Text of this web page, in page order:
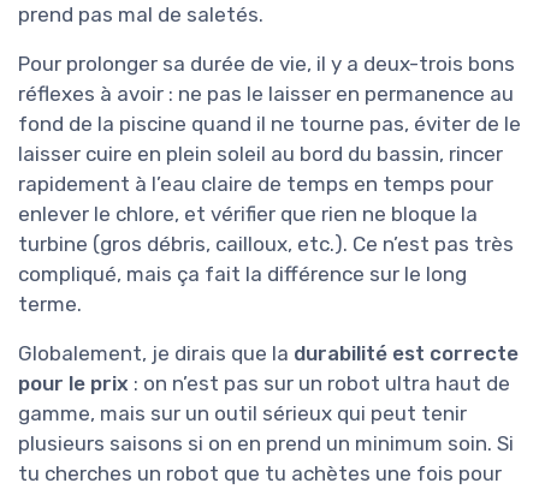
prend pas mal de saletés.
Pour prolonger sa durée de vie, il y a deux-trois bons
réflexes à avoir : ne pas le laisser en permanence au
fond de la piscine quand il ne tourne pas, éviter de le
laisser cuire en plein soleil au bord du bassin, rincer
rapidement à l’eau claire de temps en temps pour
enlever le chlore, et vérifier que rien ne bloque la
turbine (gros débris, cailloux, etc.). Ce n’est pas très
compliqué, mais ça fait la différence sur le long
terme.
Globalement, je dirais que la durabilité est correcte
pour le prix : on n’est pas sur un robot ultra haut de
gamme, mais sur un outil sérieux qui peut tenir
plusieurs saisons si on en prend un minimum soin. Si
tu cherches un robot que tu achètes une fois pour